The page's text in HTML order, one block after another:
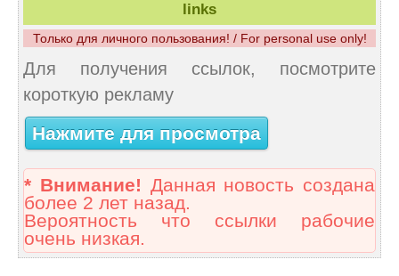
links
Только для личного пользования! / For personal use only!
Для получения ссылок, посмотрите
короткую рекламу
Нажмите для просмотра
* Внимание! Данная новость создана
более 2 лет назад.
Вероятность что ссылки рабочие
очень низкая.